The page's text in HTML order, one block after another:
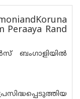
Peraaya Rand
ബംഗാളിയിൽ